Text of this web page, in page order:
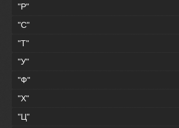
"Р"
"С"
"Т"
"У"
"Ф"
"Х"
"Ц"